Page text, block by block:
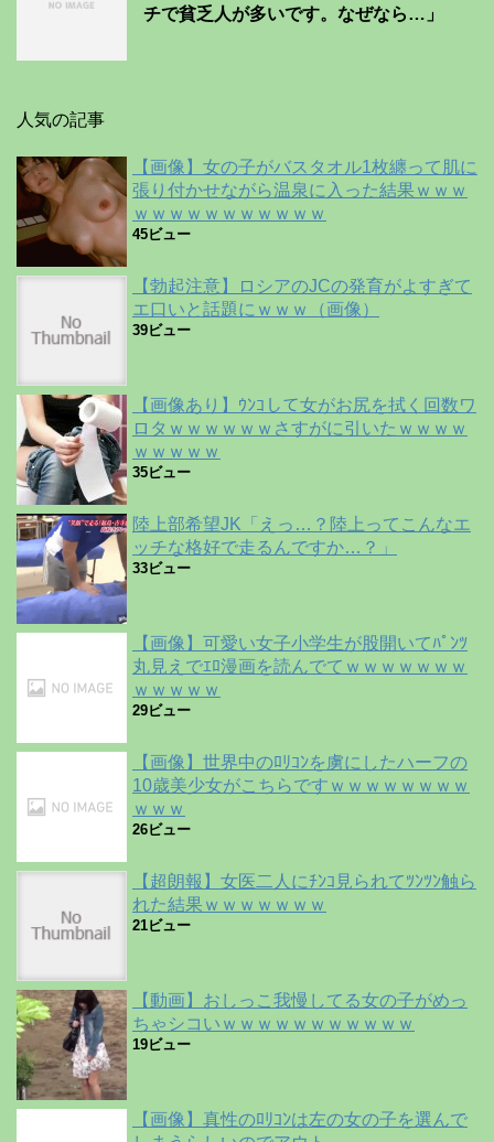
チで貧乏人が多いです。なぜなら…」
人気の記事
【画像】女の子がバスタオル1枚纏って肌に
張り付かせながら温泉に入った結果ｗｗｗ
ｗｗｗｗｗｗｗｗｗｗｗ
45ビュー
【勃起注意】ロシアのJCの発育がよすぎて
エ口いと話題にｗｗｗ（画像）
39ビュー
【画像あり】ｳﾝｺして女がお尻を拭く回数ワ
ロタｗｗｗｗｗｗさすがに引いたｗｗｗｗ
ｗｗｗｗｗ
35ビュー
陸上部希望JK「えっ…？陸上ってこんなエ
ッチな格好で走るんですか…？」
33ビュー
【画像】可愛い女子小学生が股開いてﾊﾟﾝﾂ
丸見えでｴﾛ漫画を読んでてｗｗｗｗｗｗｗ
ｗｗｗｗｗ
29ビュー
【画像】世界中のﾛﾘｺﾝを虜にしたハーフの
10歳美少女がこちらですｗｗｗｗｗｗｗｗ
ｗｗｗ
26ビュー
【超朗報】女医二人にﾁﾝｺ見られてﾂﾝﾂﾝ触ら
れた結果ｗｗｗｗｗｗｗ
21ビュー
【動画】おしっこ我慢してる女の子がめっ
ちゃシコいｗｗｗｗｗｗｗｗｗｗｗ
19ビュー
【画像】真性のﾛﾘｺﾝは左の女の子を選んで